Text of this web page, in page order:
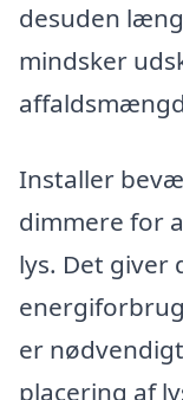
desuden
mindsker
Installer
dimmere for
lys. Det giver
er
placering af